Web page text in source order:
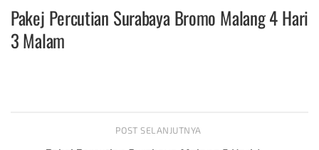
Pakej Percutian Surabaya Bromo Malang 4 Hari
3 Malam
POST SELANJUTNYA